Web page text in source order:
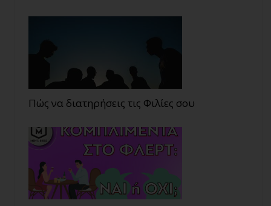
Πώς να διατηρήσεις τις Φιλίες σου